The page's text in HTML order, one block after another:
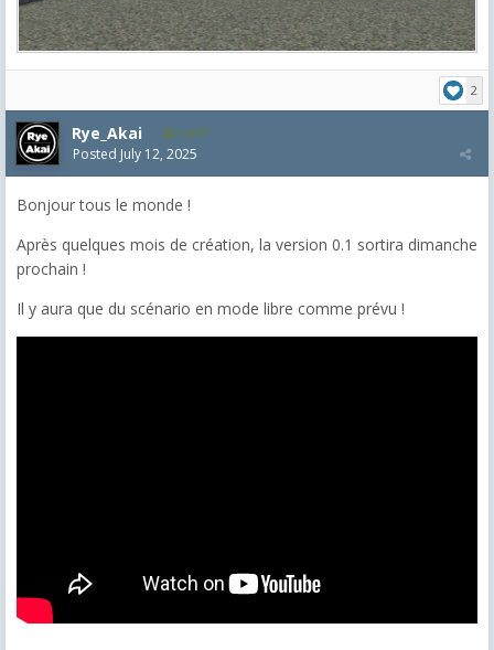
2
Rye_Akai 1,077
Posted July 12, 2025
Bonjour tous le monde !
Après quelques mois de création, la version 0.1 sortira dimanche
prochain !
Il y aura que du scénario en mode libre comme prévu !